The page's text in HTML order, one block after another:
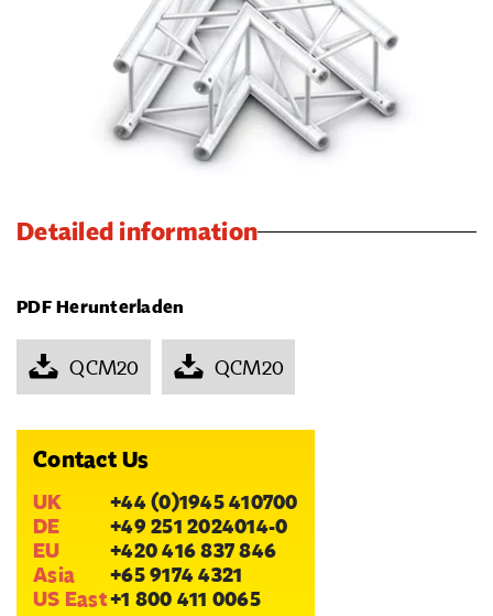
Detailed information
PDF Herunterladen
QCM20 QCM20
Contact Us
UK
+44 (0)1945 410700
DE
+49 251 2024014-0
EU
+420 416 837 846
Asia
+65 9174 4321
US East+1 800 411 0065